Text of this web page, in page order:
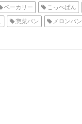
ベーカリー こっぺぱん
惣菜パン メロンパン